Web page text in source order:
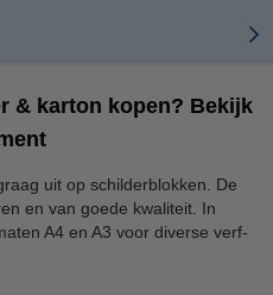
& karton kopen? Bekijk
uit op schilderblokken. De
en van goede kwaliteit. In
A4 en A3 voor diverse verf-